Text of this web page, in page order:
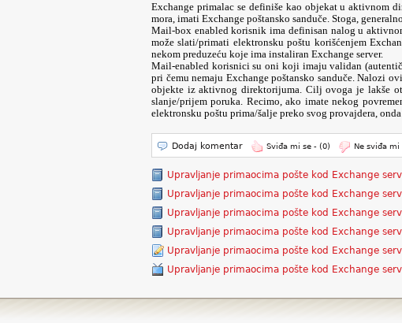
Exchange primalac se definiše kao objekat u aktivnom
mora, imati Exchange poštansko sanduče. Stoga,
Mail-box enabled korisnik ima definisan nalog u
može slati/primati elektronsku poštu korišćenjem
nekom preduzeću koje ima instaliran Exchange server.
Mail-enabled korisnici su oni koji imaju validan
pri čemu nemaju Exchange poštansko sanduče. Nalozi
objekte iz aktivnog direktorijuma. Cilj ovoga je lakše
slanje/prijem poruka. Recimo, ako imate nekog
elektronsku poštu prima/šalje preko svog provajdera,
Dodaj komentar Sviđa mi se - (0) Ne sviđa mi
Upravljanje primaocima pošte kod Exchange
Upravljanje primaocima pošte kod Exchange
Upravljanje primaocima pošte kod Exchange
Upravljanje primaocima pošte kod Exchange
Upravljanje primaocima pošte kod Exchange
Upravljanje primaocima pošte kod Exchange